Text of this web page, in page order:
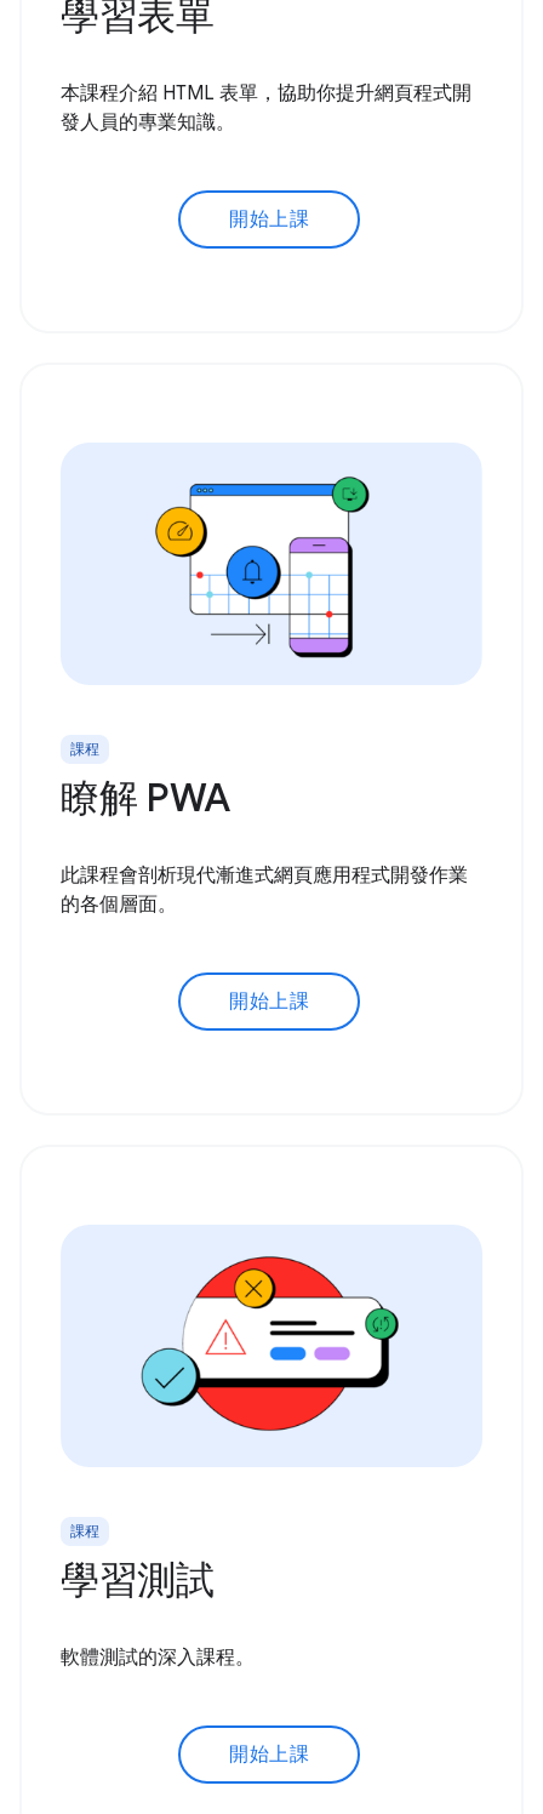
學習表單
本課程介紹 HTML 表單，協助你提升網頁程式開
發人員的專業知識。
開始上課
課程
瞭解 PWA
此課程會剖析現代漸進式網頁應用程式開發作業
的各個層面。
開始上課
課程
學習測試
軟體測試的深入課程。
開始上課